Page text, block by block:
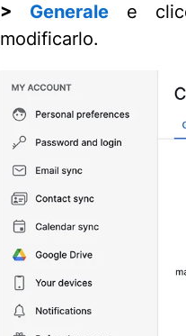
> Generalee
modificarlo.